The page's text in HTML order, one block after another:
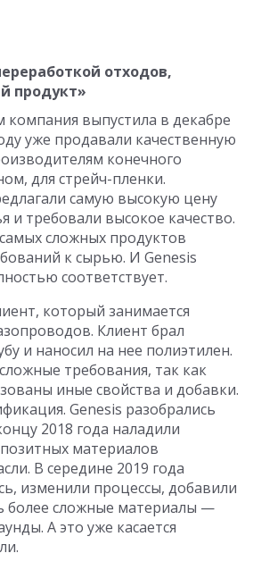
отходов,
продукт»
выпустила в декабре
уже продавали качественную
конечного
для стрейч-пленки.
самую высокую цену
и требовали высокое качество.
сложных продуктов
к сырью. И Genesis
соответствует.
который занимается
Клиент брал
и наносил на нее полиэтилен.
требования, так как
иные свойства и добавки.
Genesis разобрались
2018 года наладили
материалов
В середине 2019 года
изменили процессы, добавили
более сложные материалы —
А это уже касается